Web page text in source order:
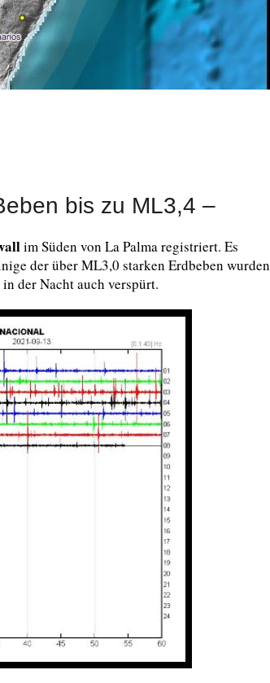
bis zu ML3,4 –
im Süden von La Palma registriert. Es
der über ML3,0 starken Erdbeben wurden
der Nacht auch verspürt.